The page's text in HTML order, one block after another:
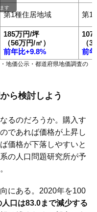
第1種住居地域 第1
185万円/坪
（56万円/㎡）
前年比+9.8%
107
（
前
す
地価公示・都道府県地価調査の
ら検討しよう
るのだろうか。購入す
であれば価格が上昇し
価格が下落しやすいと
の人口問題研究所が予
にある。2020年を100
口は83.0まで減少する